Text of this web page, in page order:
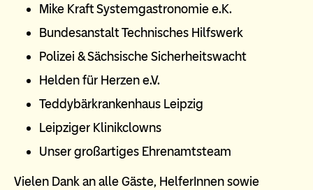
Mike Kraft Systemgastronomie e.K.
Bundesanstalt Technisches Hilfswerk
Polizei & Sächsische Sicherheitswacht
Helden für Herzen e.V.
Teddybärkrankenhaus Leipzig
Leipziger Klinikclowns
Unser großartiges Ehrenamtsteam
Vielen Dank an alle Gäste, HelferInnen sowie